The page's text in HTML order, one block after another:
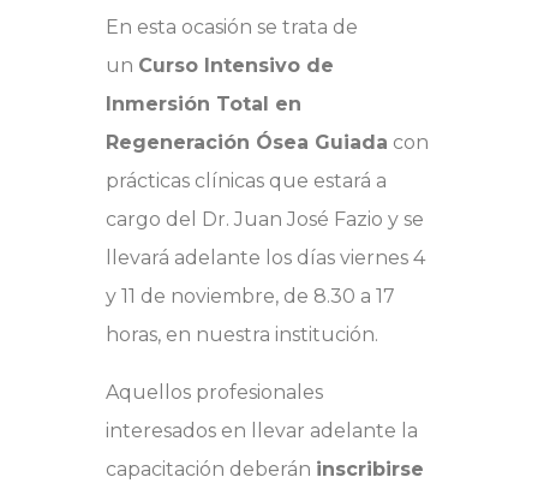
En esta ocasión se trata de
un Curso Intensivo de
Inmersión Total en
Regeneración Ósea Guiada con
prácticas clínicas que estará a
cargo del Dr. Juan José Fazio y se
llevará adelante los días viernes 4
y 11 de noviembre, de 8.30 a 17
horas, en nuestra institución.
Aquellos profesionales
interesados en llevar adelante la
capacitación deberán inscribirse